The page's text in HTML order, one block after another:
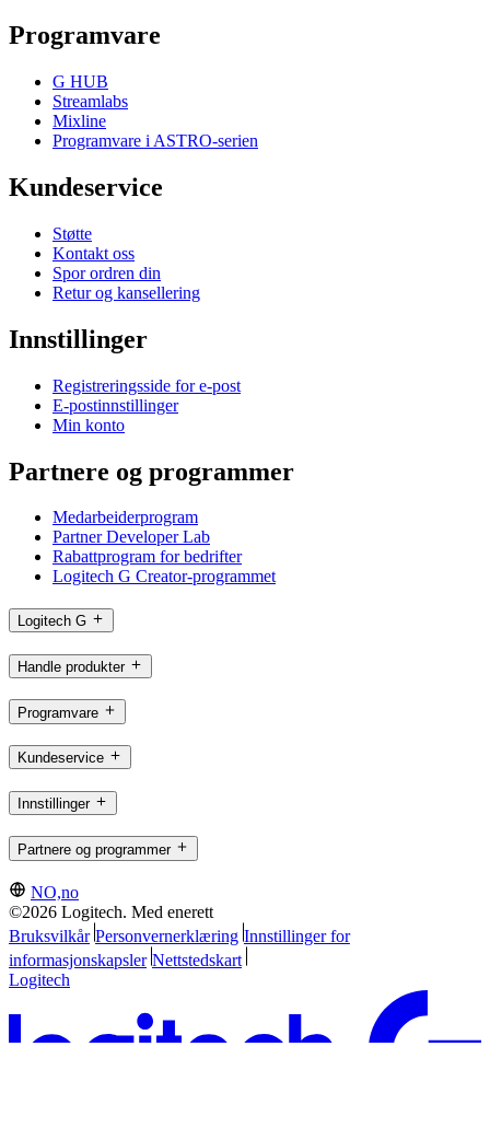
Programvare
G HUB
Streamlabs
Mixline
Programvare i ASTRO-serien
Kundeservice
Støtte
Kontakt oss
Spor ordren din
Retur og kansellering
Innstillinger
Registreringsside for e-post
E-postinnstillinger
Min konto
Partnere og programmer
Medarbeiderprogram
Partner Developer Lab
Rabattprogram for bedrifter
Logitech G Creator-programmet
Logitech G
Handle produkter
Programvare
Kundeservice
Innstillinger
Partnere og programmer
NO,no
©2026 Logitech. Med enerett
Bruksvilkår Personvernerklæring Innstillinger for
informasjonskapsler Nettstedskart
Logitech